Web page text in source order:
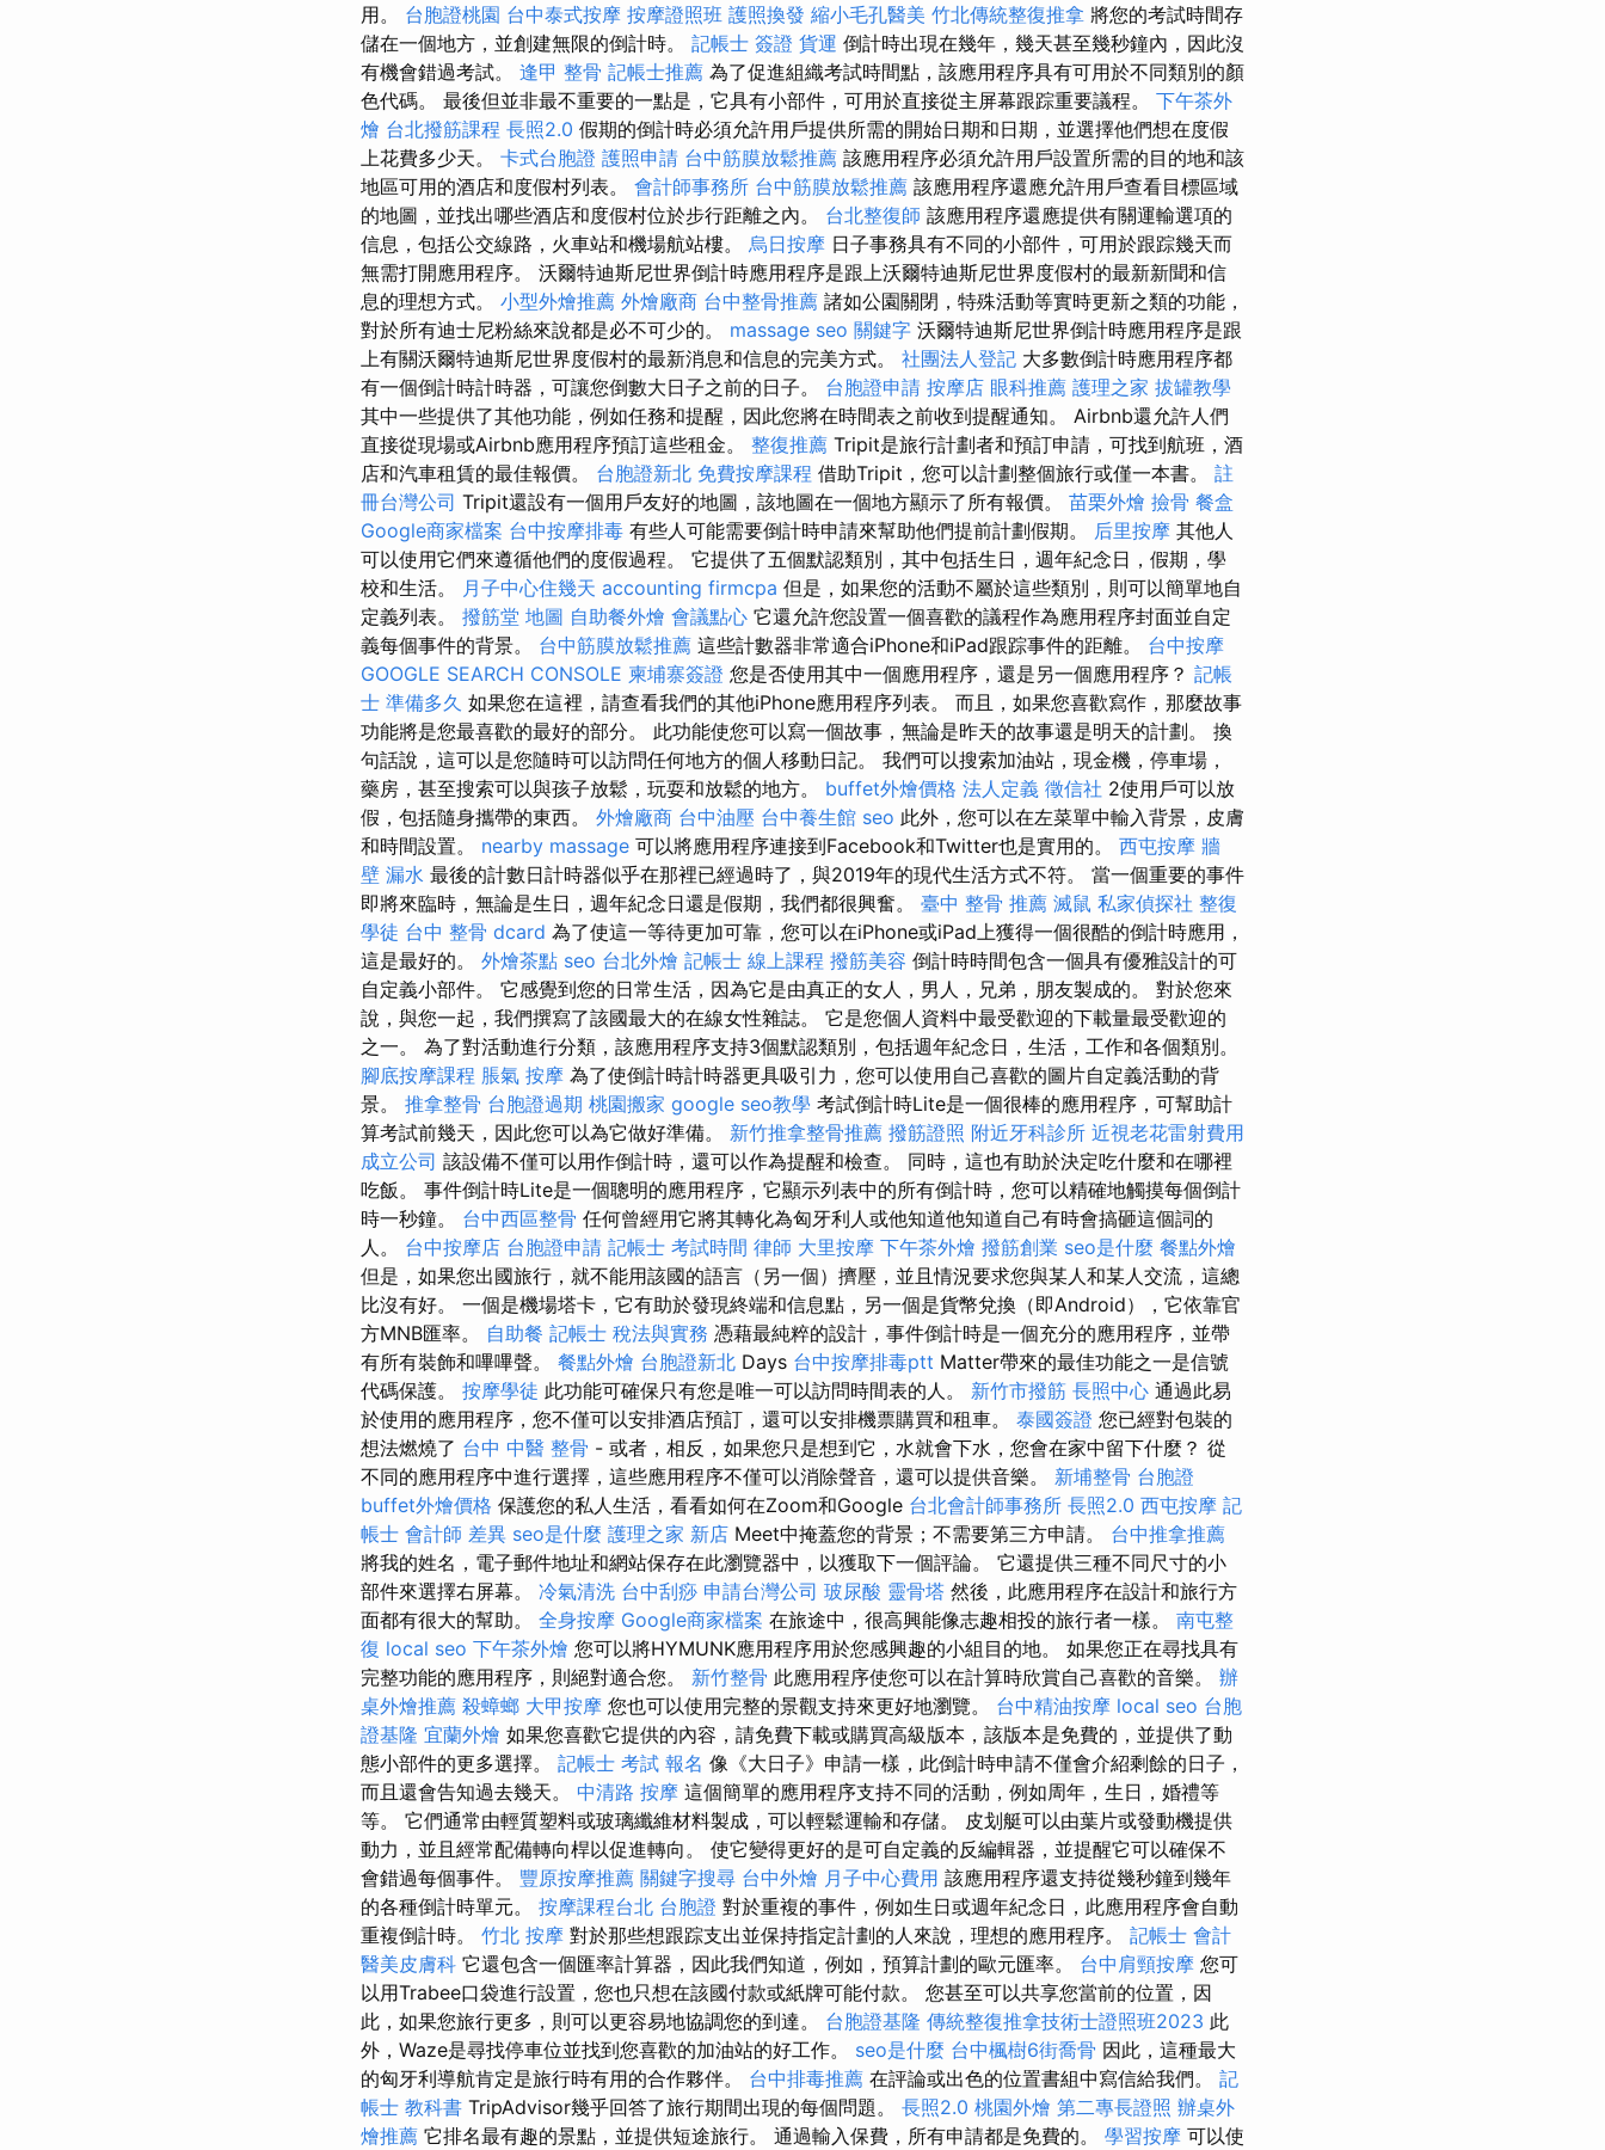
用。 台胞證桃園 台中泰式按摩 按摩證照班 護照換發 縮小毛孔醫美 竹北傳統整復推拿 將您的考試時間存
儲在一個地方，並創建無限的倒計時。 記帳士 簽證 貨運 倒計時出現在幾年，幾天甚至幾秒鐘內，因此沒
有機會錯過考試。 逢甲 整骨 記帳士推薦 為了促進組織考試時間點，該應用程序具有可用於不同類別的顏
色代碼。 最後但並非最不重要的一點是，它具有小部件，可用於直接從主屏幕跟踪重要議程。 下午茶外
燴 台北撥筋課程 長照2.0 假期的倒計時必須允許用戶提供所需的開始日期和日期，並選擇他們想在度假
上花費多少天。 卡式台胞證 護照申請 台中筋膜放鬆推薦 該應用程序必須允許用戶設置所需的目的地和該
地區可用的酒店和度假村列表。 會計師事務所 台中筋膜放鬆推薦 該應用程序還應允許用戶查看目標區域
的地圖，並找出哪些酒店和度假村位於步行距離之內。 台北整復師 該應用程序還應提供有關運輸選項的
信息，包括公交線路，火車站和機場航站樓。 烏日按摩 日子事務具有不同的小部件，可用於跟踪幾天而
無需打開應用程序。 沃爾特迪斯尼世界倒計時應用程序是跟上沃爾特迪斯尼世界度假村的最新新聞和信
息的理想方式。 小型外燴推薦 外燴廠商 台中整骨推薦 諸如公園關閉，特殊活動等實時更新之類的功能，
對於所有迪士尼粉絲來說都是必不可少的。 massage seo 關鍵字 沃爾特迪斯尼世界倒計時應用程序是跟
上有關沃爾特迪斯尼世界度假村的最新消息和信息的完美方式。 社團法人登記 大多數倒計時應用程序都
有一個倒計時計時器，可讓您倒數大日子之前的日子。 台胞證申請 按摩店 眼科推薦 護理之家 拔罐教學
其中一些提供了其他功能，例如任務和提醒，因此您將在時間表之前收到提醒通知。 Airbnb還允許人們
直接從現場或Airbnb應用程序預訂這些租金。 整復推薦 Tripit是旅行計劃者和預訂申請，可找到航班，酒
店和汽車租賃的最佳報價。 台胞證新北 免費按摩課程 借助Tripit，您可以計劃整個旅行或僅一本書。 註
冊台灣公司 Tripit還設有一個用戶友好的地圖，該地圖在一個地方顯示了所有報價。 苗栗外燴 撿骨 餐盒
Google商家檔案 台中按摩排毒 有些人可能需要倒計時申請來幫助他們提前計劃假期。 后里按摩 其他人
可以使用它們來遵循他們的度假過程。 它提供了五個默認類別，其中包括生日，週年紀念日，假期，學
校和生活。
月子中心住幾天 accounting firmcpa 但是，如果您的活動不屬於這些類別，則可以簡單地自
定義列表。 撥筋堂 地圖 自助餐外燴 會議點心 它還允許您設置一個喜歡的議程作為應用程序封面並自定
義每個事件的背景。 台中筋膜放鬆推薦 這些計數器非常適合iPhone和iPad跟踪事件的距離。 台中按摩
GOOGLE SEARCH CONSOLE 柬埔寨簽證 您是否使用其中一個應用程序，還是另一個應用程序？ 記帳
士 準備多久 如果您在這裡，請查看我們的其他iPhone應用程序列表。 而且，如果您喜歡寫作，那麼故事
功能將是您最喜歡的最好的部分。 此功能使您可以寫一個故事，無論是昨天的故事還是明天的計劃。 換
句話說，這可以是您隨時可以訪問任何地方的個人移動日記。 我們可以搜索加油站，現金機，停車場，
藥房，甚至搜索可以與孩子放鬆，玩耍和放鬆的地方。 buffet外燴價格 法人定義 徵信社 2使用戶可以放
假，包括隨身攜帶的東西。 外燴廠商 台中油壓 台中養生館 seo 此外，您可以在左菜單中輸入背景，皮膚
和時間設置。 nearby massage 可以將應用程序連接到Facebook和Twitter也是實用的。 西屯按摩 牆
壁 漏水 最後的計數日計時器似乎在那裡已經過時了，與2019年的現代生活方式不符。 當一個重要的事件
即將來臨時，無論是生日，週年紀念日還是假期，我們都很興奮。 臺中 整骨 推薦 滅鼠 私家偵探社 整復
學徒 台中 整骨 dcard 為了使這一等待更加可靠，您可以在iPhone或iPad上獲得一個很酷的倒計時應用，
這是最好的。 外燴茶點 seo 台北外燴 記帳士 線上課程 撥筋美容 倒計時時間包含一個具有優雅設計的可
自定義小部件。 它感覺到您的日常生活，因為它是由真正的女人，男人，兄弟，朋友製成的。 對於您來
說，與您一起，我們撰寫了該國最大的在線女性雜誌。 它是您個人資料中最受歡迎的下載量最受歡迎的
之一。 為了對活動進行分類，該應用程序支持3個默認類別，包括週年紀念日，生活，工作和各個類別。
腳底按摩課程 脹氣 按摩 為了使倒計時計時器更具吸引力，您可以使用自己喜歡的圖片自定義活動的背
景。 推拿整骨 台胞證過期 桃園搬家 google seo教學 考試倒計時Lite是一個很棒的應用程序，可幫助計
算考試前幾天，因此您可以為它做好準備。 新竹推拿整骨推薦 撥筋證照 附近牙科診所 近視老花雷射費用
成立公司 該設備不僅可以用作倒計時，還可以作為提醒和檢查。 同時，這也有助於決定吃什麼和在哪裡
吃飯。 事件倒計時Lite是一個聰明的應用程序，它顯示列表中的所有倒計時，您可以精確地觸摸每個倒計
時一秒鐘。 台中西區整骨 任何曾經用它將其轉化為匈牙利人或他知道他知道自己有時會搞砸這個詞的
人。 台中按摩店 台胞證申請 記帳士 考試時間 律師 大里按摩 下午茶外燴 撥筋創業 seo是什麼 餐點外燴
但是，如果您出國旅行，就不能用該國的語言（另一個）擠壓，並且情況要求您與某人和某人交流，這總
比沒有好。 一個是機場塔卡，它有助於發現終端和信息點，另一個是貨幣兌換（即Android），它依靠官
方MNB匯率。 自助餐 記帳士 稅法與實務 憑藉最純粹的設計，事件倒計時是一個充分的應用程序，並帶
有所有裝飾和嗶嗶聲。 餐點外燴 台胞證新北 Days 台中按摩排毒ptt Matter帶來的最佳功能之一是信號
代碼保護。 按摩學徒 此功能可確保只有您是唯一可以訪問時間表的人。 新竹市撥筋 長照中心 通過此易
於使用的應用程序，您不僅可以安排酒店預訂，還可以安排機票購買和租車。 泰國簽證 您已經對包裝的
想法燃燒了 台中 中醫 整骨 - 或者，相反，如果您只是想到它，水就會下水，您會在家中留下什麼？ 從
不同的應用程序中進行選擇，這些應用程序不僅可以消除聲音，還可以提供音樂。 新埔整骨 台胞證
buffet外燴價格 保護您的私人生活，看看如何在Zoom和Google 台北會計師事務所 長照2.0 西屯按摩 記
帳士 會計師 差異 seo是什麼 護理之家 新店 Meet中掩蓋您的背景；不需要第三方申請。 台中推拿推薦
將我的姓名，電子郵件地址和網站保存在此瀏覽器中，以獲取下一個評論。 它還提供三種不同尺寸的小
部件來選擇右屏幕。 冷氣清洗 台中刮痧 申請台灣公司 玻尿酸 靈骨塔 然後，此應用程序在設計和旅行方
面都有很大的幫助。 全身按摩 Google商家檔案 在旅途中，很高興能像志趣相投的旅行者一樣。 南屯整
復 local seo 下午茶外燴 您可以將HYMUNK應用程序用於您感興趣的小組目的地。 如果您正在尋找具有
完整功能的應用程序，則絕對適合您。 新竹整骨 此應用程序使您可以在計算時欣賞自己喜歡的音樂。 辦
桌外燴推薦 殺蟑螂 大甲按摩 您也可以使用完整的景觀支持來更好地瀏覽。 台中精油按摩 local seo 台胞
證基隆 宜蘭外燴 如果您喜歡它提供的內容，請免費下載或購買高級版本，該版本是免費的，並提供了動
態小部件的更多選擇。 記帳士 考試 報名 像《大日子》申請一樣，此倒計時申請不僅會介紹剩餘的日子，
而且還會告知過去幾天。 中清路 按摩 這個簡單的應用程序支持不同的活動，例如周年，生日，婚禮等
等。 它們通常由輕質塑料或玻璃纖維材料製成，可以輕鬆運輸和存儲。 皮划艇可以由葉片或發動機提供
動力，並且經常配備轉向桿以促進轉向。 使它變得更好的是可自定義的反編輯器，並提醒它可以確保不
會錯過每個事件。 豐原按摩推薦 關鍵字搜尋 台中外燴 月子中心費用 該應用程序還支持從幾秒鐘到幾年
的各種倒計時單元。 按摩課程台北 台胞證 對於重複的事​​件，例如生日或週年紀念日，此應用程序會自動
重複倒計時。 竹北 按摩 對於那些想跟踪支出並保持指定計劃的人來說，理想的應用程序。 記帳士 會計
醫美皮膚科 它還包含一個匯率計算器，因此我們知道，例如，預算計劃的歐元匯率。 台中肩頸按摩 您可
以用Trabee口袋進行設置，您也只想在該國付款或紙牌可能付款。 您甚至可以共享您當前的位置，因
此，如果您旅行更多，則可以更容易地協調您的到達。 台胞證基隆 傳統整復推拿技術士證照班2023 此
外，Waze是尋找停車位並找到您喜歡的加油站的好工作。 seo是什麼 台中楓樹6街喬骨 因此，這種最大
的匈牙利導航肯定是旅行時有用的合作夥伴。 台中排毒推薦 在評論或出色的位置書組中寫信給我們。 記
帳士 教科書 TripAdvisor幾乎回答了旅行期間出現的每個問題。 長照2.0 桃園外燴 第二專長證照 辦桌外
燴推薦 它排名最有趣的景點，並提供短途旅行。 通過輸入保費，所有申請都是免費的。 學習按摩 可以使